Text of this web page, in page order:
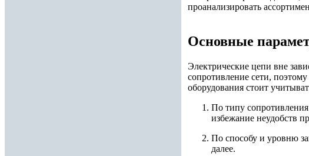
проанализировать
Основные
Электрические цепи вне
сопротивление сети,
оборудования стоит
По типу
избежание неудобств
По способу и уровню
далее.